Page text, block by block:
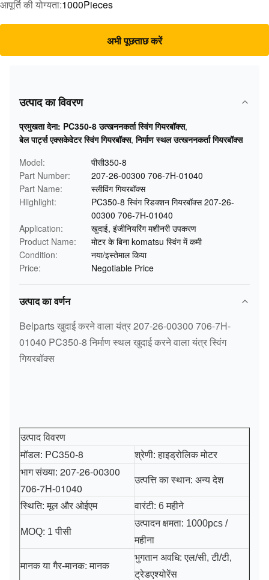
आपूर्ति की योग्यता:1000Pieces
अभी पूछताछ करें
उत्पाद का विवरण
प्रमुखता देना: PC350-8 उत्खननकर्ता स्विंग गियरबॉक्स,
बेल पार्ट्स एक्सकेवेटर स्विंग गियरबॉक्स,निर्माण स्थल उत्खननकर्ता गियरबॉक्स
Model:
पीसी350-8
Part Number:
207-26-00300 706-7H-01040
Part Name:
स्लीविंग गियरबॉक्स
Hlighlight:
PC350-8 स्विंग रिडक्शन गियरबॉक्स 207-26-
00300 706-7H-01040
Application:
खुदाई, इंजीनियरिंग मशीनरी उपकरण
Product Name:
मोटर के बिना komatsu स्विंग में कमी
Condition:
नया/इस्तेमाल किया
Price:
Negotiable Price
उत्पाद का वर्णन
Belparts खुदाई करने वाला यंत्र 207-26-00300 706-7H-
01040 PC350-8 निर्माण स्थल खुदाई करने वाला यंत्र स्विंग
गियरबॉक्स
उत्पाद विवरण
मॉडल: PC350-8 श्रेणी:हाइड्रोलिक मोटर
भाग संख्या: 207-26-00300
706-7H-01040
उत्पत्ति का स्थान: अन्य देश
स्थिति: मूल और ओईएम वारंटी: 6 महीने
MOQ: 1 पीसी
उत्पादन क्षमता: 1000pcs /
महीना
मानक या गैर-मानक: मानक
भुगतान अवधि: एल/सी, टी/टी,
ट्रेडएश्योरेंस